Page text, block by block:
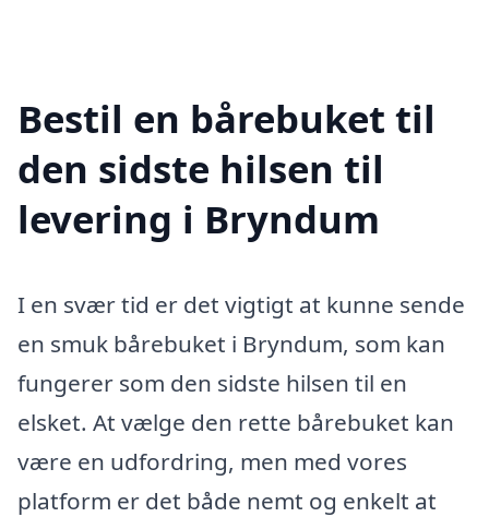
Bestil en bårebuket til
den sidste hilsen til
levering i Bryndum
I en svær tid er det vigtigt at kunne sende
en smuk bårebuket i Bryndum, som kan
fungerer som den sidste hilsen til en
elsket. At vælge den rette bårebuket kan
være en udfordring, men med vores
platform er det både nemt og enkelt at